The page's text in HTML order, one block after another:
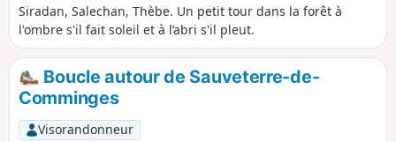
Siradan, Salechan, Thèbe. Un petit tour dans la forêt à
l'ombre s'il fait soleil et à l’abri s'il pleut.
Boucle autour de Sauveterre-de-
Comminges
Visorandonneur